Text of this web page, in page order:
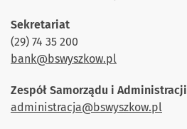
Sekretariat
(29) 74 35 200
bank@bswyszkow.pl
Zespół Samorządu i Administracji
administracja@bswyszkow.pl